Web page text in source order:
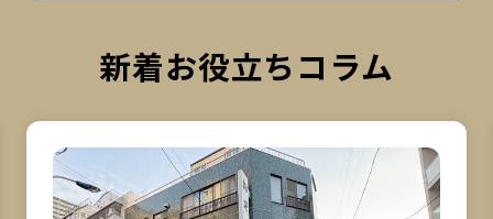
新着お役立ちコラム
詳細を見る